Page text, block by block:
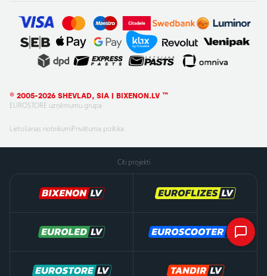
© 2005-2026 SHEVLAD, SIA | BIXENON.LV ™
EUROSTORE uzņēmumu grupa
Lietošanas noteikumiPrivātuma politika
Citi projekti